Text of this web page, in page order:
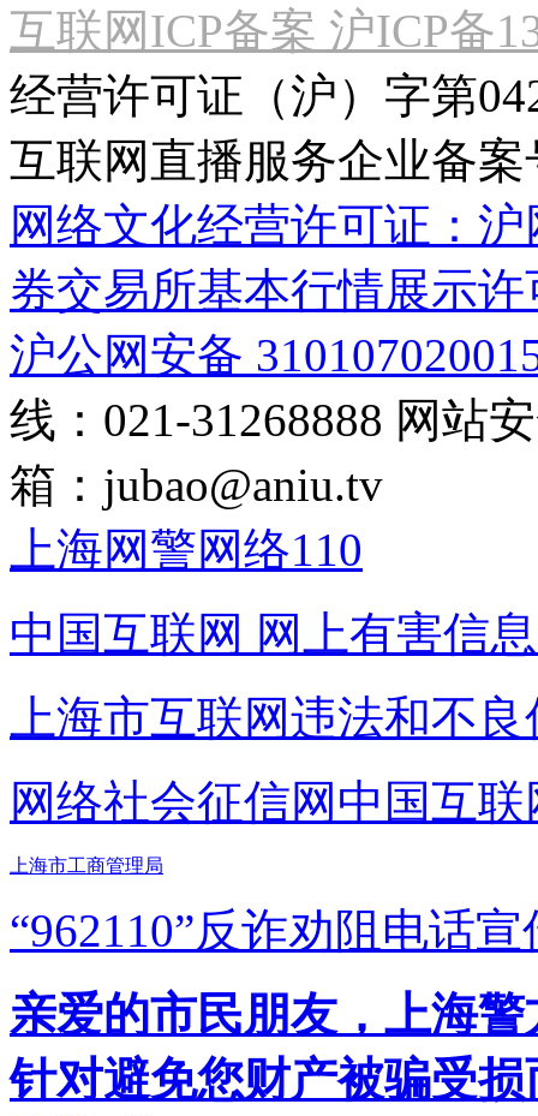
互联网ICP备案 沪ICP备
经营许可证（沪）字第
互联网直播服务企业备案
网络文化经营许可证：
券交易所基本行情展示许
沪公网安备
线：021-31268888 网站
箱： jubao@aniu.tv
上海网警网络110
中国互联网 网上有害信
上海市互联网违法和不
网络社会征信网 中国互
上海市工商管理局
“962110”反诈劝阻电话宣
亲爱的市民朋友，上海
针对避免您财产被骗受